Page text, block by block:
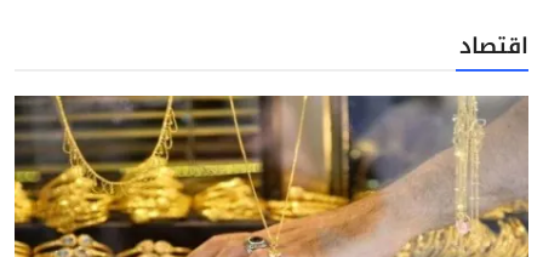
اقتصاد